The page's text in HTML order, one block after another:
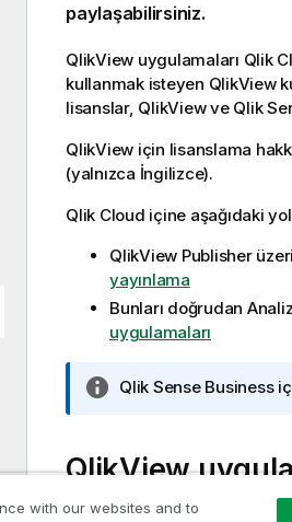
paylaşabilirsiniz.
QlikView uygulamaları Qlik
kullanmak isteyen QlikView
lisanslar, QlikViewve Qlik
QlikView için lisanslama
(yalnızca İngilizce).
Qlik Cloud içine aşağıdaki
QlikView Publisher
yayınlama
Bunları doğrudan Analiz
uygulamaları
B
g
n
Qlik Sense Business
QlikView
with our websites and to